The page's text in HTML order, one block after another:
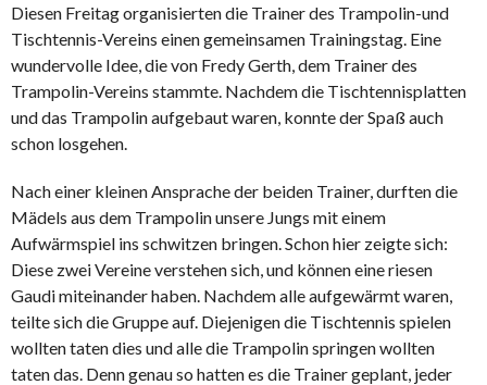
Diesen Freitag organisierten die Trainer des Trampolin-und
Tischtennis-Vereins einen gemeinsamen Trainingstag. Eine
wundervolle Idee, die von Fredy Gerth, dem Trainer des
Trampolin-Vereins stammte. Nachdem die Tischtennisplatten
und das Trampolin aufgebaut waren, konnte der Spaß auch
schon losgehen.
Nach einer kleinen Ansprache der beiden Trainer, durften die
Mädels aus dem Trampolin unsere Jungs mit einem
Aufwärmspiel ins schwitzen bringen. Schon hier zeigte sich:
Diese zwei Vereine verstehen sich, und können eine riesen
Gaudi miteinander haben. Nachdem alle aufgewärmt waren,
teilte sich die Gruppe auf. Diejenigen die Tischtennis spielen
wollten taten dies und alle die Trampolin springen wollten
taten das. Denn genau so hatten es die Trainer geplant, jeder